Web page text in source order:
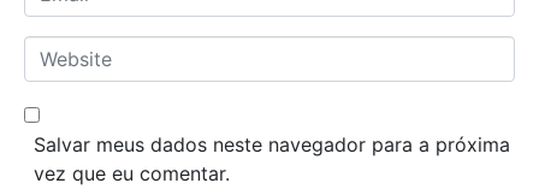
*
m
a
*
W
e
b
Salvar meus dados neste navegador para a próxima
vez que eu comentar.